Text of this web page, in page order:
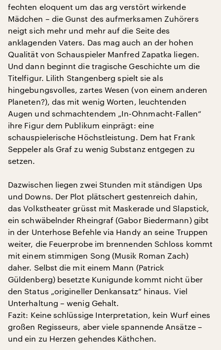
fechten eloquent um das arg verstört wirkende
Mädchen – die Gunst des aufmerksamen Zuhörers
neigt sich mehr und mehr auf die Seite des
anklagenden Vaters. Das mag auch an der hohen
Qualität von Schauspieler Manfred Zapatka liegen.
Und dann beginnt die tragische Geschichte um die
Titelfigur. Lilith Stangenberg spielt sie als
hingebungsvolles, zartes Wesen (von einem anderen
Planeten?), das mit wenig Worten, leuchtenden
Augen und schmachtendem „In-Ohnmacht-Fallen“
ihre Figur dem Publikum einprägt: eine
schauspielerische Höchstleistung. Dem hat Frank
Seppeler als Graf zu wenig Substanz entgegen zu
setzen.
Dazwischen liegen zwei Stunden mit ständigen Ups
und Downs. Der Plot plätschert gestenreich dahin,
das Volkstheater grüsst mit Maskerade und Slapstick,
ein schwäbelnder Rheingraf (Gabor Biedermann) gibt
in der Unterhose Befehle via Handy an seine Truppen
weiter, die Feuerprobe im brennenden Schloss kommt
mit einem stimmigen Song (Musik Roman Zach)
daher. Selbst die mit einem Mann (Patrick
Güldenberg) besetzte Kunigunde kommt nicht über
den Status „origineller Denkansatz“ hinaus. Viel
Unterhaltung – wenig Gehalt.
Fazit: Keine schlüssige Interpretation, kein Wurf eines
großen Regisseurs, aber viele spannende Ansätze –
und ein zu Herzen gehendes Käthchen.